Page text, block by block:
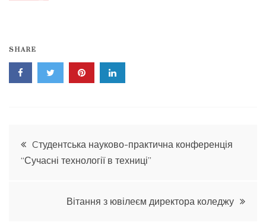
SHARE
Навігація
записів
Cтудентська науково-практична конференція
“Сучасні технології в техниці”
Вітання з ювілеєм директора коледжу